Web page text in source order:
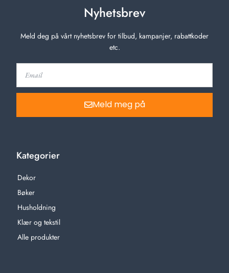
Nyhetsbrev
Meld deg på vårt nyhetsbrev for tilbud, kampanjer, rabattkoder
etc.
Meld meg på
Kategorier
Dekor
Bøker
Husholdning
Klær og tekstil
Alle produkter